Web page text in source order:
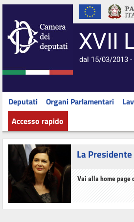
XVII
dal 15/03/2013
Deputati Organi Parlamentari
Accesso rapido
La Presidente
Vai alla home page